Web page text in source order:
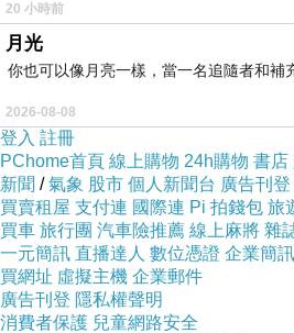
作息大亂，不管如何，一定
於是決定往這樣的方向進行!
上班後，阿公阿嬤陪著小比
說，是他送媽媽的母親節禮
五月開始的作息如下:
1.七點讓比菲跟著起床，爸
2.每三個小時-三個半小時
3.下班後，親餵讓小比菲有
20 小時前
月光
你也可以像月亮一樣，當一名追隨者和補
2026-08-08
登入 註冊
PChome首頁 線上購物 24h購物 書店
新聞 /氣象 股市 個人新聞台 廣告刊登
買賣租屋 支付連 國際連 Pi 拍錢包 旅
買車 旅行團 汽車險推薦 線上麻將 雜
一元簡訊 直播達人 數位憑證 企業簡訊
買網址 虛擬主機 企業郵件
廣告刊登 隱私權聲明
消費者保護 兒童網路安全